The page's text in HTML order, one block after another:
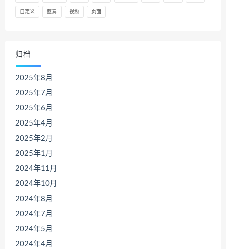
自定义 蓝奏 视频 页面
归档
2025年8月
2025年7月
2025年6月
2025年4月
2025年2月
2025年1月
2024年11月
2024年10月
2024年8月
2024年7月
2024年5月
2024年4月